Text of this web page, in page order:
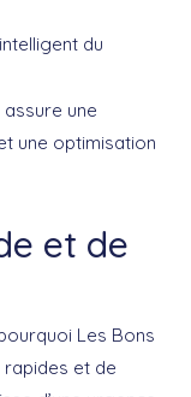
du
une
une optimisation
et de
Les Bons
et de